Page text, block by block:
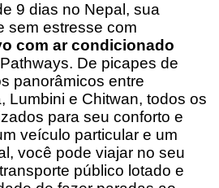
9 dias no Nepal, sua
sem estresse com
com ar condicionado
De picapes de
panorâmicos entre
Lumbini e Chitwan, todos os
para seu conforto e
veículo particular e um
você pode viajar no seu
público lotado e